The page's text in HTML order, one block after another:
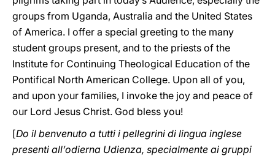
groups from Uganda, Australia and the United States
of America. I offer a special greeting to the many
student groups present, and to the priests of the
Institute for Continuing Theological Education of the
Pontifical North American College. Upon all of you,
and upon your families, I invoke the joy and peace of
our Lord Jesus Christ. God bless you!
[Do il benvenuto a tutti i pellegrini di lingua inglese
presenti all’odierna Udienza, specialmente ai gruppi